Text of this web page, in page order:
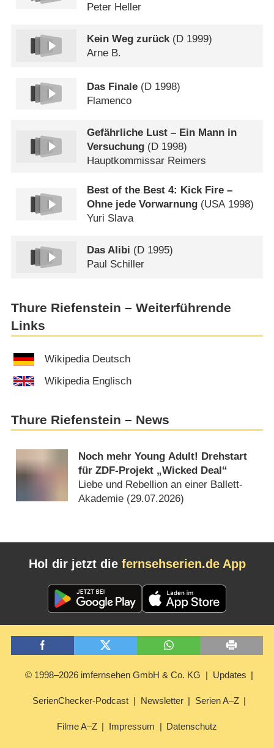
Peter Heller
Kein Weg zurück (D 1999)
Arne B.
Das Finale (D 1998)
Flamenco
Gefährliche Lust – Ein Mann in
Versuchung (D 1998)
Hauptkommissar Reimers
Best of the Best 4: Kick Fire –
Ohne jede Vorwarnung (USA1998)
Yuri Slava
Das Alibi (D 1995)
Paul Schiller
Thure Riefenstein – Weiterführende
Links
Wikipedia Deutsch
Wikipedia Englisch
Thure Riefenstein – News
Noch mehr Young Adult! Drehstart
für ZDF-Projekt „Wicked Deal“
Liebe und Rebellion an einer Ballett-
Akademie (29.07.2026)
Hol dir jetzt die fernsehserien.de App
© 1998–2026 imfernsehen GmbH & Co. KG Updates
SerienChecker-Podcast Newsletter Serien A–Z
Filme A–Z Impressum Datenschutz